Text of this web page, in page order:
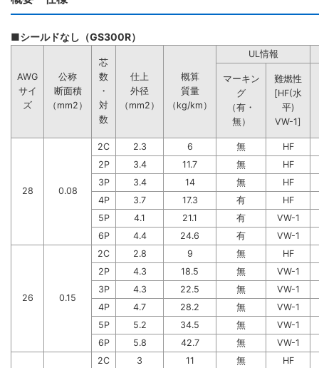
■シールドなし（GS300R）
AWG
サイ
ズ
公称
断面積
（mm2）
芯
数
・
対
数
仕上
外径
（mm2）
概算
質量
（kg/km）
UL情報
マーキン
グ
（有・
無）
難燃性
[HF(水
平)
VW-1]
28 0.08
2C 2.3 6 無
HF
2P
3.4 11.7 無
HF
3P
3.4 14 無
HF
4P
3.7 17.3 有
HF
5P
4.1 21.1 有
VW-1
6P
4.4 24.6 有 VW-1
26 0.15
2C 2.8 9 無
HF
2P
4.3 18.5 無
VW-1
3P
4.3 22.5 無
VW-1
4P
4.7 28.2 無
VW-1
5P
5.2 34.5 無
VW-1
6P
5.8 42.7 無 VW-1
2C 3 11 無
HF